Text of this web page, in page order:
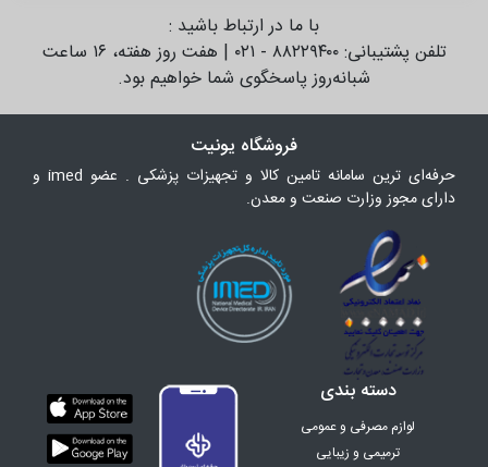
با ما در ارتباط باشید :
تلفن پشتیبانی: ۸۸۲۲۹۴۰۰ - ۰۲۱ | هفت روز هفته، ۱۶ ساعت
شبانه‌روز پاسخگوی شما خواهیم بود.
فروشگاه یونیت
حرفه‌ای ترین سامانه تامین کالا و تجهیزات پزشکی . عضو imed و
دارای مجوز وزارت صنعت و معدن.
دسته بندی
لوازم مصرفی و عمومی
ترمیمی و زیبایی